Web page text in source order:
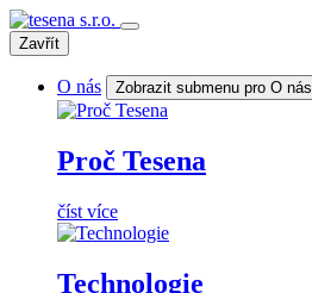
Zavřít
O nás Zobrazit submenu pro O nás
Proč Tesena
číst více
Technologie